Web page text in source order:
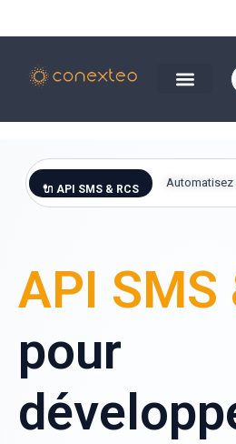
🔌 API SMS & RCS Automatisez
API SMS
pour